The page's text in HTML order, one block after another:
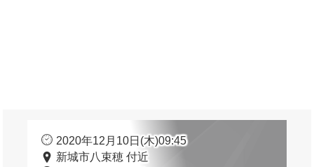
2020年12月10日(木)09:45
新城市八束穂 付近